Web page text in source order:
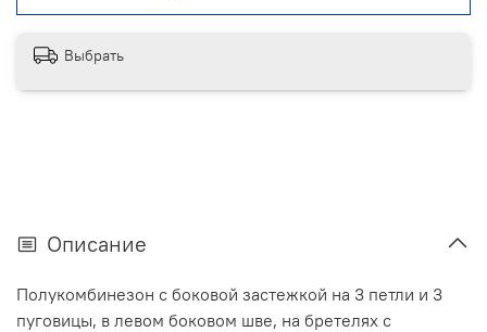
Выбрать
Описание
Полукомбинезон с боковой застежкой на 3 петли и 3
пуговицы, в левом боковом шве, на бретелях с